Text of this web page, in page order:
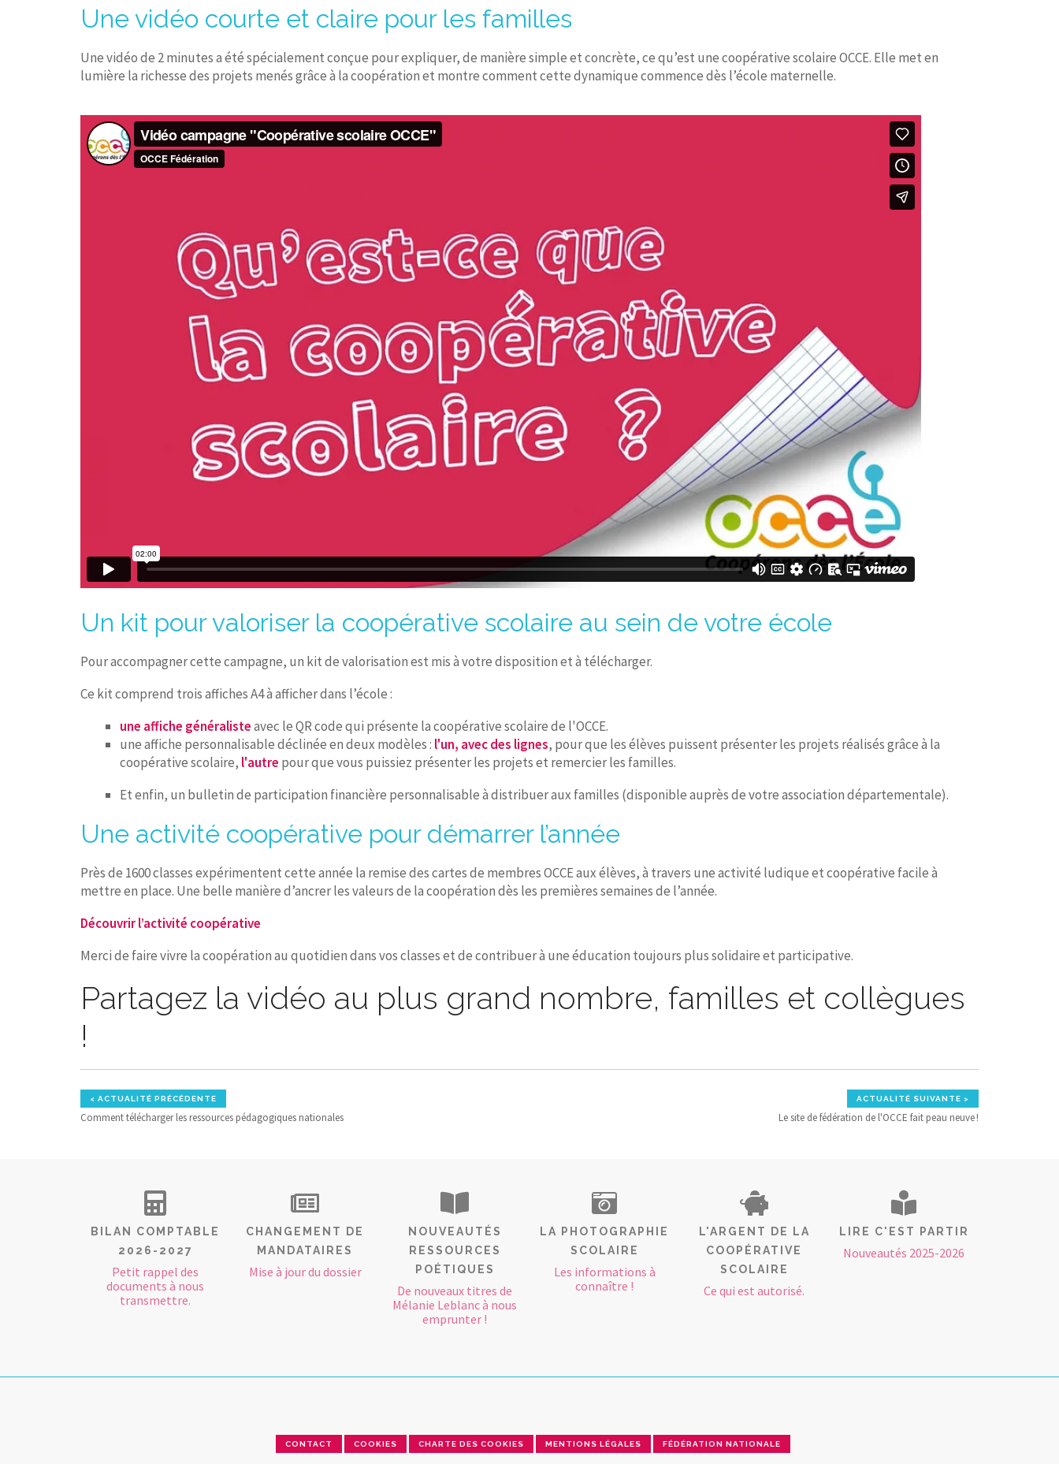
Une vidéo courte et claire pour les familles
Une vidéo de 2 minutes a été spécialement conçue pour expliquer, de manière simple et concrète, ce qu’est une coopérative scolaire OCCE. Elle met en
lumière la richesse des projets menés grâce à la coopération et montre comment cette dynamique commence dès l’école maternelle.
Un kit pour valoriser la coopérative scolaire au sein de votre école
Pour accompagner cette campagne, un kit de valorisation est mis à votre disposition et à télécharger.
Ce kit comprend trois affiches A4 à afficher dans l’école :
une affiche généralisteavec le QR code qui présente la coopérative scolaire de l'OCCE.
une affiche personnalisable déclinée en deux modèles : l'un, avec des lignes, pour que les élèves puissent présenter les projets réalisés grâce à la
coopérative scolaire, l'autre pour que vous puissiez présenter les projets et remercier les familles.
Et enfin, un bulletin de participation financière personnalisable à distribuer aux familles (disponible auprès de votre association départementale).
Une activité coopérative pour démarrer l’année
Près de 1600 classes expérimentent cette année la remise des cartes de membres OCCE aux élèves, à travers une activité ludique et coopérative facile à
mettre en place. Une belle manière d’ancrer les valeurs de la coopération dès les premières semaines de l’année.
Découvrir l’activité coopérative
Merci de faire vivre la coopération au quotidien dans vos classes et de contribuer à une éducation toujours plus solidaire et participative.
Partagez la vidéo au plus grand nombre, familles et collègues
!
< ACTUALITÉ PRÉCÉDENTE
Comment télécharger les ressources pédagogiques nationales
ACTUALITÉ SUIVANTE >
Le site de fédération de l'OCCE fait peau neuve !
BILAN COMPTABLE
2026-2027
Petit rappel des
documents à nous
transmettre.
CHANGEMENT DE
MANDATAIRES
Mise à jour du dossier
NOUVEAUTÉS
RESSOURCES
POÉTIQUES
De nouveaux titres de
Mélanie Leblanc à nous
emprunter !
LA PHOTOGRAPHIE
SCOLAIRE
Les informations à
connaître !
L'ARGENT DE LA
COOPÉRATIVE
SCOLAIRE
Ce qui est autorisé.
LIRE C'EST PARTIR
Nouveautés 2025-2026
CONTACT COOKIES CHARTE DES COOKIES MENTIONS LÉGALES FÉDÉRATION NATIONALE